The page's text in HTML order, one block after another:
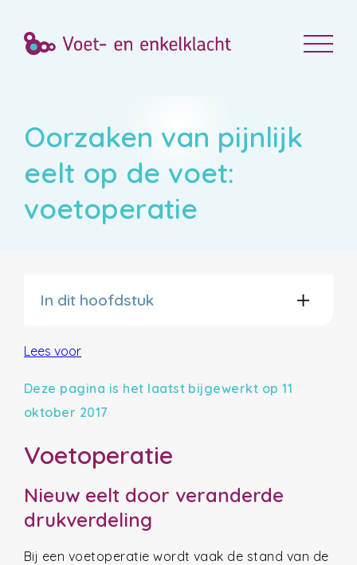
Oorzaken van pijnlijk
eelt op de voet:
voetoperatie
In dit hoofdstuk
Lees voor
Deze pagina is het laatst bijgewerkt op 11
oktober 2017
Voetoperatie
Nieuw eelt door veranderde
drukverdeling
Bij een voetoperatie wordt vaak de stand van de